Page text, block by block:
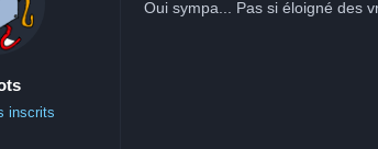
inscrits
Oui sympa... Pas si éloigné des